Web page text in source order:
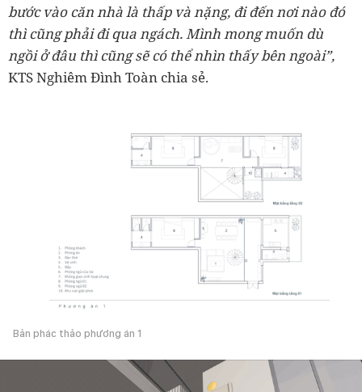
bước vào căn nhà là thấp và nặng, đi đến nơi nào đó
thì cũng phải đi qua ngách. Mình mong muốn dù
ngồi ở đâu thì cũng sẽ có thể nhìn thấy bên ngoài”,
KTS Nghiêm Đình Toàn chia sẻ.
Bản phác thảo phương án 1